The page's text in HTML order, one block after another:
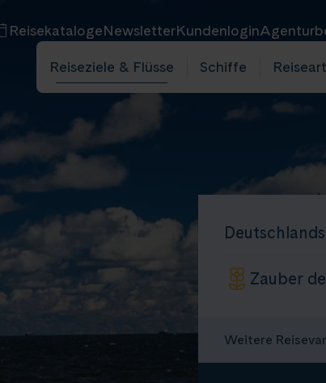
ReisekatalogeNewsletterKundenlogin
Reiseziele & Flüsse Schiffe
Zauber
Weitere